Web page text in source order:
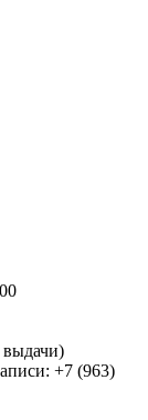
выдачи)
+7 (963)